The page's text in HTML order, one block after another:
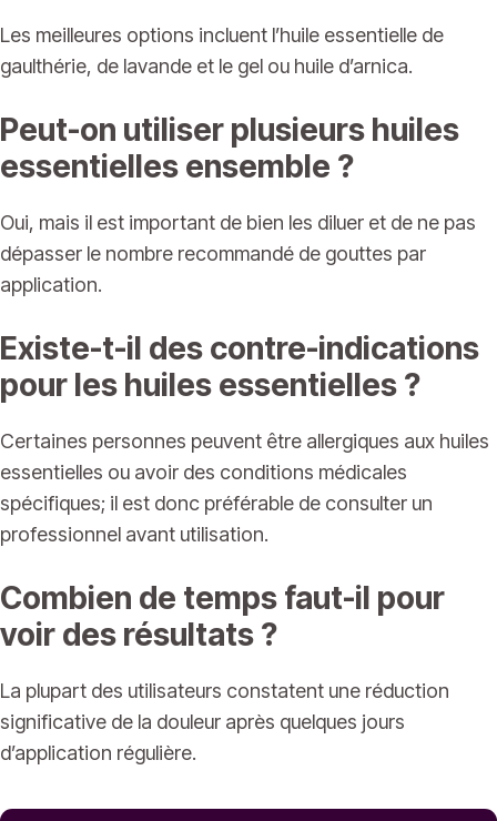
Les meilleures options incluent l’huile essentielle de
gaulthérie, de lavande et le gel ou huile d’arnica.
Peut-on utiliser plusieurs huiles
essentielles ensemble ?
Oui, mais il est important de bien les diluer et de ne pas
dépasser le nombre recommandé de gouttes par
application.
Existe-t-il des contre-indications
pour les huiles essentielles ?
Certaines personnes peuvent être allergiques aux huiles
essentielles ou avoir des conditions médicales
spécifiques; il est donc préférable de consulter un
professionnel avant utilisation.
Combien de temps faut-il pour
voir des résultats ?
La plupart des utilisateurs constatent une réduction
significative de la douleur après quelques jours
d’application régulière.